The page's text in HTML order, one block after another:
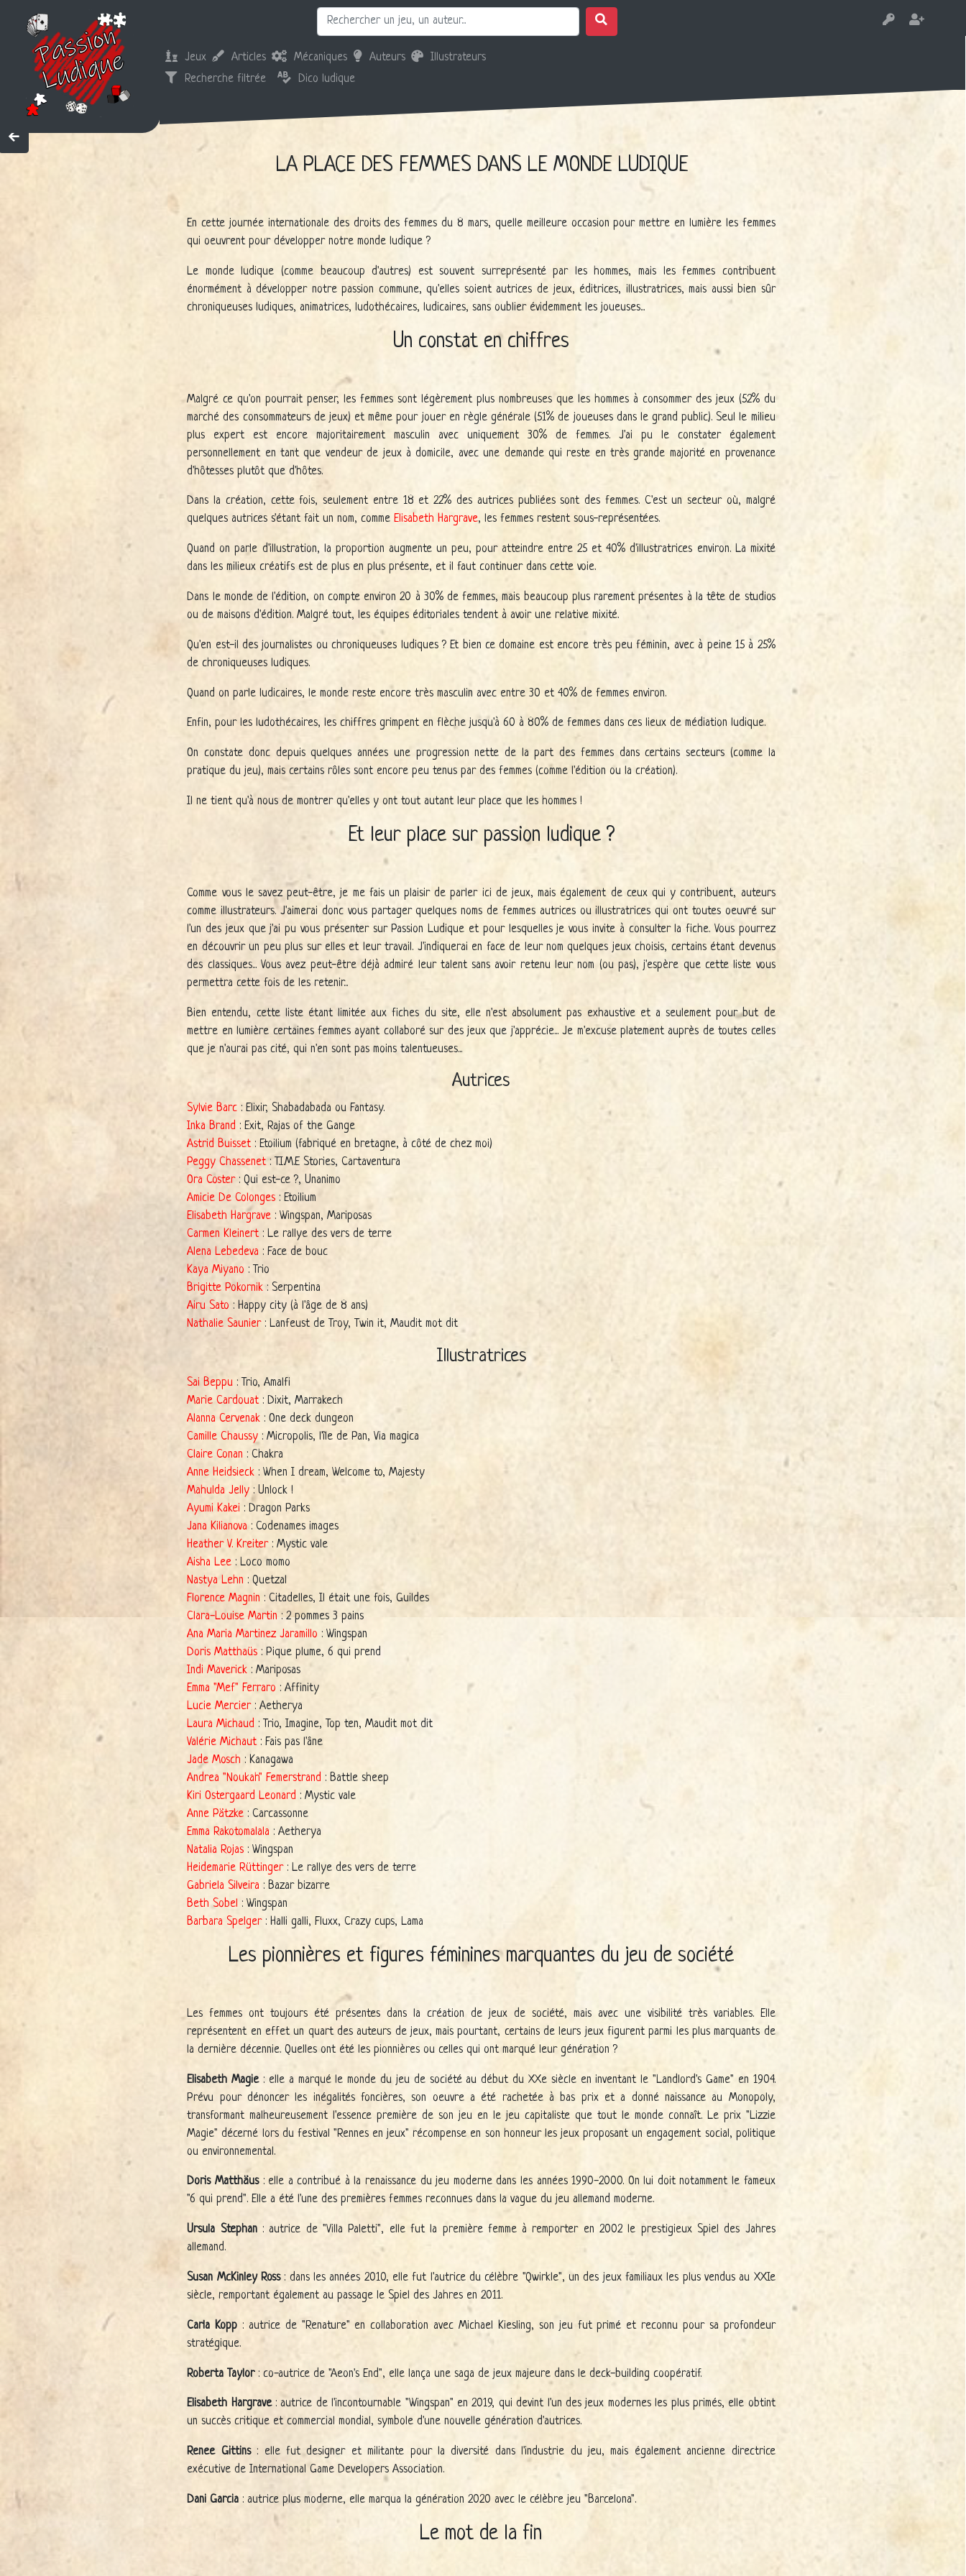
Jeux Articles Mécaniques Auteurs
Illustrateurs
Recherche filtrée
Dico ludique
LA PLACE DES FEMMES DANS LE MONDE LUDIQUE
En cette journée internationale des droits des femmes du 8 mars, quelle meilleure occasion pour mettre en lumière les femmes
qui oeuvrent pour développer notre monde ludique ?
Le monde ludique (comme beaucoup d'autres) est souvent surreprésenté par les hommes, mais les femmes contribuent
énormément à développer notre passion commune, qu'elles soient autrices de jeux, éditrices, illustratrices, mais aussi bien sûr
chroniqueuses ludiques, animatrices, ludothécaires, ludicaires, sans oublier évidemment les joueuses...
Un constat en chiffres
Malgré ce qu'on pourrait penser, les femmes sont légèrement plus nombreuses que les hommes à consommer des jeux (52% du
marché des consommateurs de jeux) et même pour jouer en règle générale (51% de joueuses dans le grand public). Seul le milieu
plus expert est encore majoritairement masculin avec uniquement 30% de femmes. J'ai pu le constater également
personnellement en tant que vendeur de jeux à domicile, avec une demande qui reste en très grande majorité en provenance
d'hôtesses plutôt que d'hôtes.
Dans la création, cette fois, seulement entre 18 et 22% des autrices publiées sont des femmes. C'est un secteur où, malgré
quelques autrices s'étant fait un nom, commeElisabeth Hargrave, les femmes restent sous-représentées.
Quand on parle d'illustration, la proportion augmente un peu, pour atteindre entre 25 et 40% d'illustratrices environ. La mixité
dans les milieux créatifs est de plus en plus présente, et il faut continuer dans cette voie.
Dans le monde de l'édition, on compte environ 20 à 30% de femmes, mais beaucoup plus rarement présentes à la tête de studios
ou de maisons d'édition. Malgré tout, les équipes éditoriales tendent à avoir une relative mixité.
Qu'en est-il des journalistes ou chroniqueuses ludiques ? Et bien ce domaine est encore très peu féminin, avec à peine 15 à 25%
de chroniqueuses ludiques.
Quand on parle ludicaires, le monde reste encore très masculin avec entre 30 et 40% de femmes environ.
Enfin, pour les ludothécaires, les chiffres grimpent en flèche jusqu'à 60 à 80% de femmes dans ces lieux de médiation ludique.
On constate donc depuis quelques années une progression nette de la part des femmes dans certains secteurs (comme la
pratique du jeu), mais certains rôles sont encore peu tenus par des femmes (comme l'édition ou la création).
Il ne tient qu'à nous de montrer qu'elles y ont tout autant leur place que les hommes !
Et leur place sur passion ludique ?
Comme vous le savez peut-être, je me fais un plaisir de parler ici de jeux, mais également de ceux qui y contribuent, auteurs
comme illustrateurs. J'aimerai donc vous partager quelques noms de femmes autrices ou illustratrices qui ont toutes oeuvré sur
l'un des jeux que j'ai pu vous présenter sur Passion Ludique et pour lesquelles je vous invite à consulter la fiche. Vous pourrez
en découvrir un peu plus sur elles et leur travail. J'indiquerai en face de leur nom quelques jeux choisis, certains étant devenus
des classiques... Vous avez peut-être déjà admiré leur talent sans avoir retenu leur nom (ou pas), j'espère que cette liste vous
permettra cette fois de les retenir...
Bien entendu, cette liste étant limitée aux fiches du site, elle n'est absolument pas exhaustive et a seulement pour but de
mettre en lumière certaines femmes ayant collaboré sur des jeux que j'apprécie... Je m'excuse platement auprès de toutes celles
que je n'aurai pas cité, qui n'en sont pas moins talentueuses...
Autrices
Sylvie Barc : Elixir, Shabadabada ou Fantasy.
Inka Brand : Exit, Rajas of the Gange
Astrid Buisset: Etoilium (fabriqué en bretagne, à côté de chez moi)
Peggy Chassenet: T.I.M.E Stories, Cartaventura
Ora Coster: Qui est-ce ?, Unanimo
Amicie De Colonges : Etoilium
Elisabeth Hargrave : Wingspan, Mariposas
Carmen Kleinert: Le rallye des vers de terre
Alena Lebedeva : Face de bouc
Kaya Miyano : Trio
Brigitte Pokornik : Serpentina
Airu Sato : Happy city (à l'âge de 8 ans)
Nathalie Saunier: Lanfeust de Troy, Twin it, Maudit mot dit
Illustratrices
Sai Beppu : Trio, Amalfi
Marie Cardouat: Dixit, Marrakech
Alanna Cervenak : One deck dungeon
Camille Chaussy : Micropolis, l'île de Pan, Via magica
Claire Conan : Chakra
Anne Heidsieck : When I dream, Welcome to, Majesty
Mahulda Jelly : Unlock !
Ayumi Kakei : Dragon Parks
Jana Kilianova : Codenames images
Heather V. Kreiter: Mystic vale
Aisha Lee : Loco momo
Nastya Lehn : Quetzal
Florence Magnin : Citadelles, Il était une fois, Guildes
Clara-Louise Martin : 2 pommes 3 pains
Ana Maria Martinez Jaramillo : Wingspan
Doris Matthaüs : Pique plume, 6 qui prend
Indi Maverick : Mariposas
Emma "Mef" Ferraro : Affinity
Lucie Mercier: Aetherya
Laura Michaud : Trio, Imagine, Top ten, Maudit mot dit
Valérie Michaut: Fais pas l'âne
Jade Mosch : Kanagawa
Andrea "Noukah" Femerstrand : Battle sheep
Kiri Ostergaard Leonard : Mystic vale
Anne Pätzke : Carcassonne
Emma Rakotomalala : Aetherya
Natalia Rojas : Wingspan
Heidemarie Rüttinger: Le rallye des vers de terre
Gabriela Silveira : Bazar bizarre
Beth Sobel : Wingspan
Barbara Spelger: Halli galli, Fluxx, Crazy cups, Lama
Les pionnières et figures féminines marquantes du jeu de société
Les femmes ont toujours été présentes dans la création de jeux de société, mais avec une visibilité très variables. Elle
représentent en effet un quart des auteurs de jeux, mais pourtant, certains de leurs jeux figurent parmi les plus marquants de
la dernière décennie. Quelles ont été les pionnières ou celles qui ont marqué leur génération ?
Elisabeth Magie: elle a marqué le monde du jeu de société au début du XXe siècle en inventant le "Landlord's Game" en 1904.
Prévu pour dénoncer les inégalités foncières, son oeuvre a été rachetée à bas prix et a donné naissance au Monopoly,
transformant malheureusement l'essence première de son jeu en le jeu capitaliste que tout le monde connaît. Le prix "Lizzie
Magie" décerné lors du festival "Rennes en jeux" récompense en son honneur les jeux proposant un engagement social, politique
ou environnemental.
Doris Matthäus: elle a contribué à la renaissance du jeu moderne dans les années 1990-2000. On lui doit notamment le fameux
"6 qui prend". Elle a été l'une des premières femmes reconnues dans la vague du jeu allemand moderne.
Ursula Stephan: autrice de "Villa Paletti", elle fut la première femme à remporter en 2002 le prestigieux Spiel des Jahres
allemand.
Susan McKinley Ross: dans les années 2010, elle fut l'autrice du célèbre "Qwirkle", un des jeux familiaux les plus vendus au XXIe
siècle, remportant également au passage le Spiel des Jahres en 2011.
Carla Kopp : autrice de "Renature" en collaboration avec Michael Kiesling, son jeu fut primé et reconnu pour sa profondeur
stratégique.
Roberta Taylor: co-autrice de "Aeon's End", elle lança une saga de jeux majeure dans le deck-building coopératif.
Elisabeth Hargrave: autrice de l'incontournable "Wingspan" en 2019, qui devint l'un des jeux modernes les plus primés, elle obtint
un succès critique et commercial mondial, symbole d'une nouvelle génération d'autrices.
Renee Gittins: elle fut designer et militante pour la diversité dans l'industrie du jeu, mais également ancienne directrice
exécutive de International Game Developers Association.
Dani Garcia : autrice plus moderne, elle marqua la génération 2020 avec le célèbre jeu "Barcelona".
Le mot de la fin